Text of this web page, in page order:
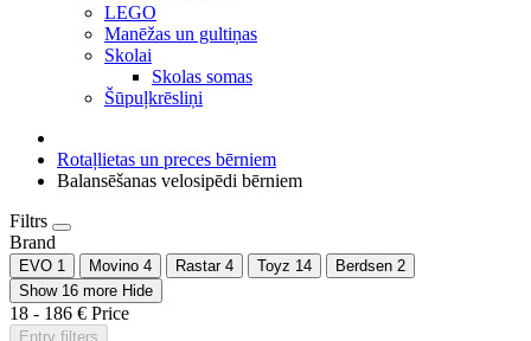
LEGO
Manēžas un gultiņas
Skolai
Skolas somas
Šūpuļkrēsliņi
Rotaļlietas un preces bērniem
Balansēšanas velosipēdi bērniem
Filtrs
Brand
EVO 1 Movino 4 Rastar 4 Toyz 14 Berdsen 2
Show 16 more Hide
18 - 186 € Price
Entry filters